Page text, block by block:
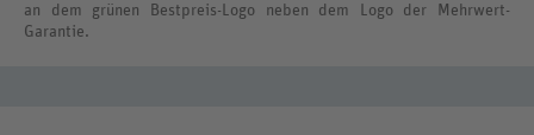
an dem grünen Bestpreis-Logo neben dem Logo der Mehrwert-
Garantie.